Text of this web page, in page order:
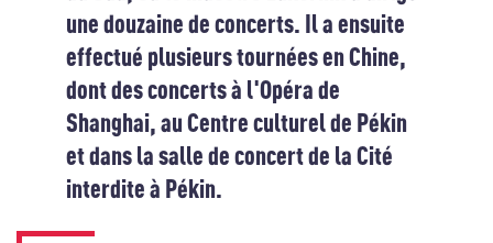
une douzaine de concerts. Il a ensuite
effectué plusieurs tournées en Chine,
dont des concerts à l'Opéra de
Shanghai, au Centre culturel de Pékin
et dans la salle de concert de la Cité
interdite à Pékin.